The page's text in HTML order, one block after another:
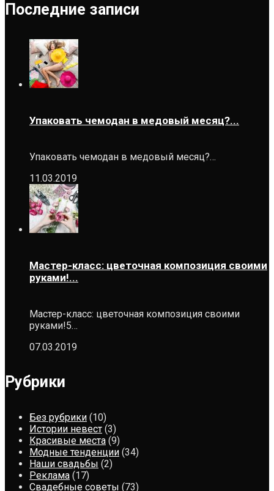
Последние записи
Упаковать чемодан в медовый месяц?...
Упаковать чемодан в медовый месяц?…
11.03.2019
Мастер-класс: цветочная композиция своими
руками!...
Мастер-класс: цветочная композиция своими
руками!5…
07.03.2019
Рубрики
Без рубрики (10)
Истории невест (3)
Красивые места (9)
Модные тенденции (34)
Наши свадьбы (2)
Реклама (17)
Свадебные советы (73)